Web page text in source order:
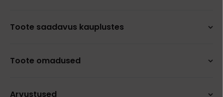
Toote saadavus kauplustes
Toote omadused
Arvustused